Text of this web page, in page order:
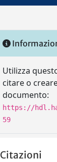
Utilizza
citare o
documento:
https://
59
Citazioni